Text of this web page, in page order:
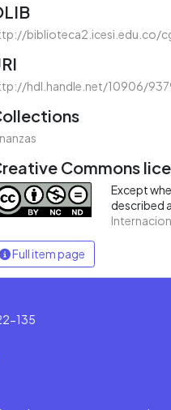
biblioteca2.icesi.edu.co/
hdl.handle.net/10906/
Commons
Except
described
Full item page
135